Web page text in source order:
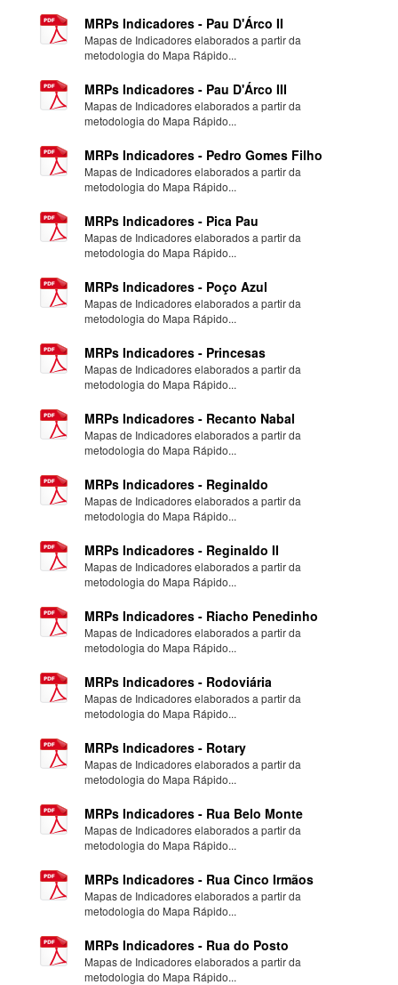
MRPs Indicadores - Pau D'Árco II
Mapas de Indicadores elaborados a partir da
metodologia do Mapa Rápido...
MRPs Indicadores - Pau D'Árco III
Mapas de Indicadores elaborados a partir da
metodologia do Mapa Rápido...
MRPs Indicadores - Pedro Gomes Filho
Mapas de Indicadores elaborados a partir da
metodologia do Mapa Rápido...
MRPs Indicadores - Pica Pau
Mapas de Indicadores elaborados a partir da
metodologia do Mapa Rápido...
MRPs Indicadores - Poço Azul
Mapas de Indicadores elaborados a partir da
metodologia do Mapa Rápido...
MRPs Indicadores - Princesas
Mapas de Indicadores elaborados a partir da
metodologia do Mapa Rápido...
MRPs Indicadores - Recanto Nabal
Mapas de Indicadores elaborados a partir da
metodologia do Mapa Rápido...
MRPs Indicadores - Reginaldo
Mapas de Indicadores elaborados a partir da
metodologia do Mapa Rápido...
MRPs Indicadores - Reginaldo II
Mapas de Indicadores elaborados a partir da
metodologia do Mapa Rápido...
MRPs Indicadores - Riacho Penedinho
Mapas de Indicadores elaborados a partir da
metodologia do Mapa Rápido...
MRPs Indicadores - Rodoviária
Mapas de Indicadores elaborados a partir da
metodologia do Mapa Rápido...
MRPs Indicadores - Rotary
Mapas de Indicadores elaborados a partir da
metodologia do Mapa Rápido...
MRPs Indicadores - Rua Belo Monte
Mapas de Indicadores elaborados a partir da
metodologia do Mapa Rápido...
MRPs Indicadores - Rua Cinco Irmãos
Mapas de Indicadores elaborados a partir da
metodologia do Mapa Rápido...
MRPs Indicadores - Rua do Posto
Mapas de Indicadores elaborados a partir da
metodologia do Mapa Rápido...